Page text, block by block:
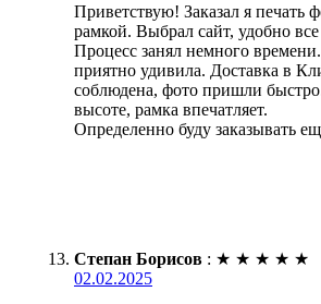
Приветствую! Заказал я печать
рамкой. Выбрал сайт, удобно
Процесс занял немного
приятно удивила. Доставка в
соблюдена, фото пришли
высоте, рамка впечатляет.
Определенно буду заказывать
Степан Борисов : ★ ★ ★ ★ ★
02.02.2025